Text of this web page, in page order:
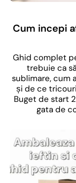
Cum incepi
Ghid complet
trebuie ca
sublimare, cum
și de ce
Buget de start
gata de